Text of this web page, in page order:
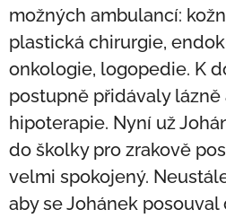
možných ambulancí:
plastická chirurgie,
onkologie, logopedie. K
postupně přidávaly lázně
hipoterapie. Nyní už
do školky pro zrakově
velmi spokojený.
aby se Johánek posouval